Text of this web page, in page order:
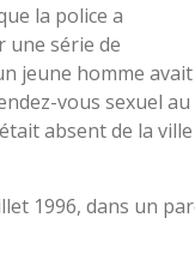
la police a
une série de
jeune homme avait
vous sexuel au
absent de la ville
1996, dans un